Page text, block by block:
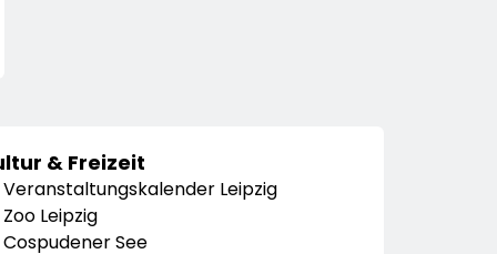
& Freizeit
Veranstaltungskalender Leipzig
Zoo Leipzig
Cospudener See